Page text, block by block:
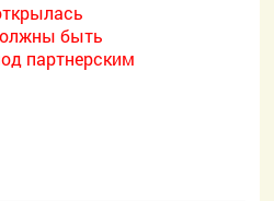
быть
партнерским